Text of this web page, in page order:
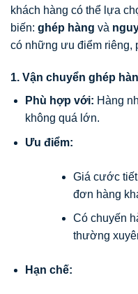
khách hàng có thể lựa
biến: ghép hàng và
có những ưu điểm riêng,
1. Vận chuyển ghép
Phù hợp với: Hàng
không quá lớn.
Ưu điểm:
Giá cước
đơn hàng
Có chuyến
thường
Hạn chế: